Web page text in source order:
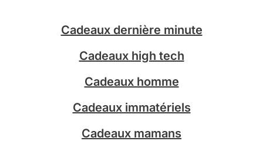
r
a
m
Cadeaux dernière minute
Cadeaux high tech
Cadeaux homme
Cadeaux immatériels
Cadeaux mamans